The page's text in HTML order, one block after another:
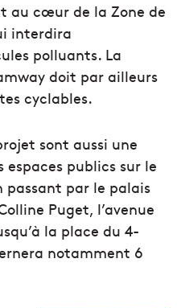
au cœur de la Zone de
interdira
polluants. La
doit par ailleurs
cyclables.
sont aussi une
publics sur le
par le palais
Puget, l’avenue
la place du 4-
notamment 6